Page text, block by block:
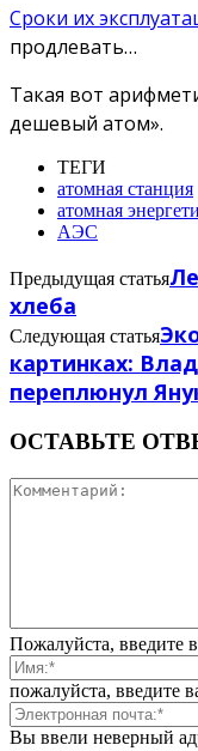
Сроки их
продлевать…
Такая вот
дешевый атом».
ТЕГИ
атомная станция
атомная
АЭС
Предыдущая статья
хлеба
Следующая статья
картинках:
переплюнул
ОСТАВЬТЕ
Пожалуйста, введите
пожалуйста, введите
Вы ввели неверный